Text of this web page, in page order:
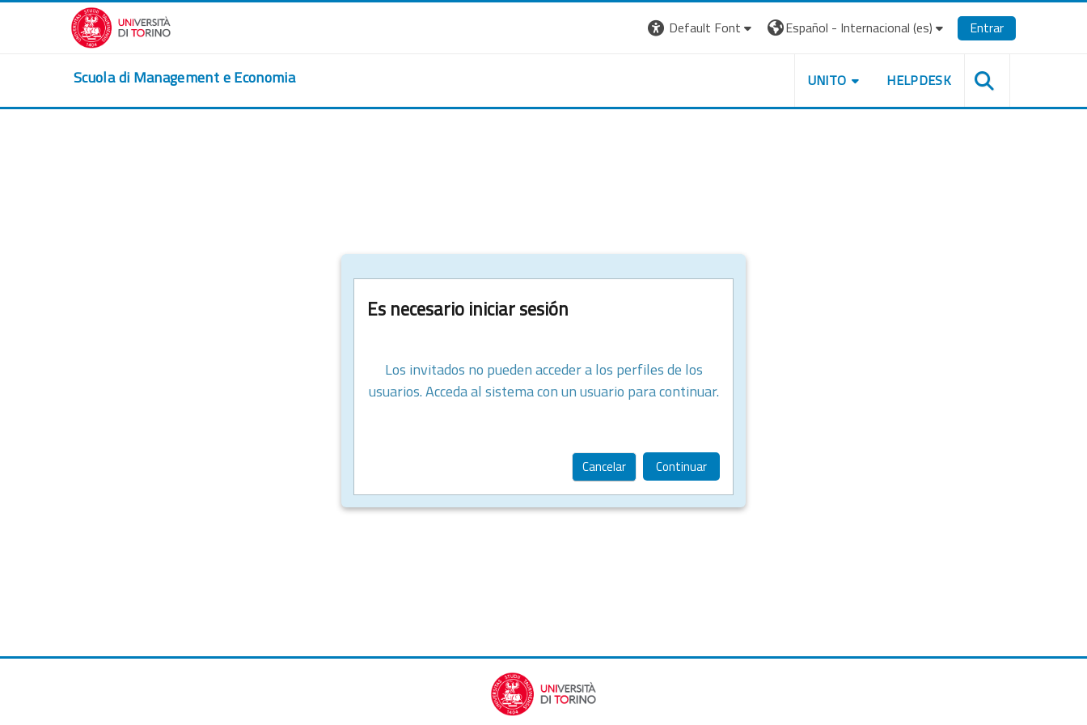
Salta al contenido principal
Default Font
Español - Internacional ‎(es)‎ Entrar
Scuola di Management e Economia UNITO HELPDESK
Es necesario iniciar sesión
Los invitados no pueden acceder a los perfiles de los
usuarios. Acceda al sistema con un usuario para continuar.
Cancelar Continuar